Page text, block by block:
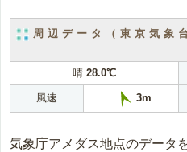
周辺データ（東京気象
晴28.0℃
風速 3m
気象庁アメダス地点のデータ